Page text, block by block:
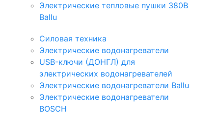
Электрические тепловые пушки 380В
Ballu
Силовая техника
Электрические водонагреватели
USB-ключи (ДОНГЛ) для
электрических водонагревателей
Электрические водонагреватели Ballu
Электрические водонагреватели
BOSCH